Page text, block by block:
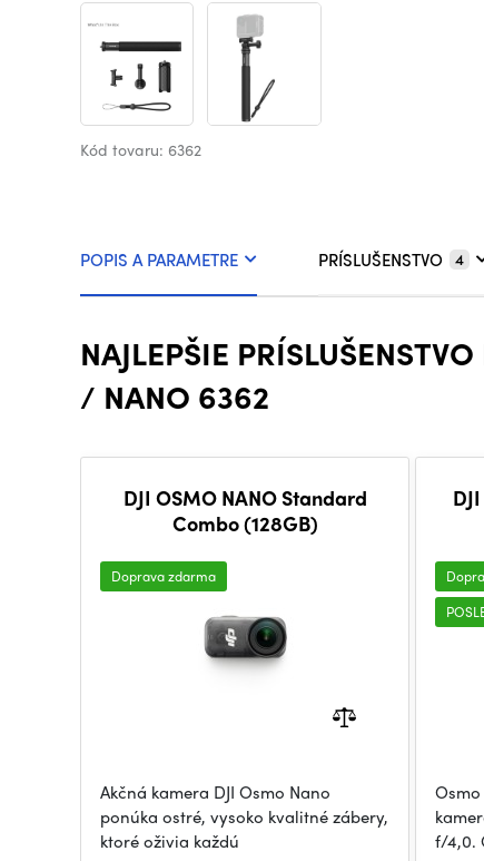
Kód tovaru: 6362
POPIS A PARAMETRE PRÍSLUŠENSTVO 4
NAJLEPŠIE
/ NANO 6362
DJI OSMO NANO Standard
Combo (128GB)
Doprava zdarma
Akčná kamera DJI Osmo Nano
ponúka ostré, vysoko kvalitné zábery,
ktoré oživia každú
f/4,0.